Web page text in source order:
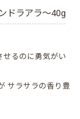
ドラアラ～40g
せるのに勇気がい
サラサラの香り豊